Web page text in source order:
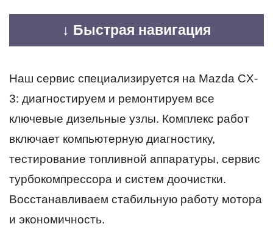
↓ Быстрая навигация
Наш сервис специализируется на Mazda CX-
3: диагностируем и ремонтируем все
ключевые дизельные узлы. Комплекс работ
включает компьютерную диагностику,
тестирование топливной аппаратуры, сервис
турбокомпрессора и систем доочистки.
Восстанавливаем стабильную работу мотора
и экономичность.